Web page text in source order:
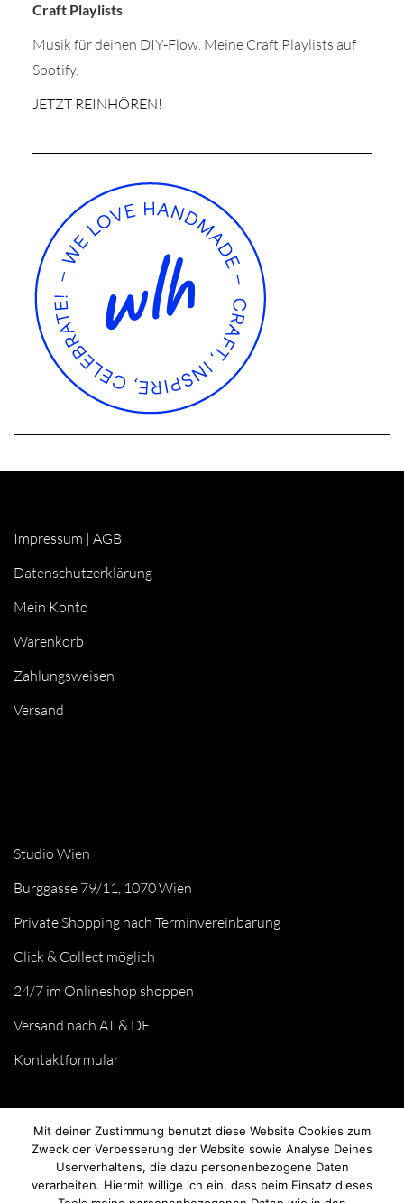
Craft Playlists
Musik für deinen DIY-Flow. Meine Craft Playlists auf
Spotify.
JETZT REINHÖREN!
Impressum | AGB
Datenschutzerklärung
Mein Konto
Warenkorb
Zahlungsweisen
Versand
Studio Wien
Burggasse 79/11, 1070 Wien
Private Shopping nach Terminvereinbarung
Click & Collect möglich
24/7 im Onlineshop shoppen
Versand nach AT & DE
Kontaktformular
Mit deiner Zustimmung benutzt diese Website Cookies zum
Zweck der Verbesserung der Website sowie Analyse Deines
Userverhaltens, die dazu personenbezogene Daten
verarbeiten. Hiermit willige ich ein, dass beim Einsatz dieses